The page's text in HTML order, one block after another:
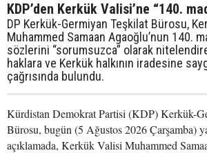
KDP’den Kerkük Valisi’ne “140.
DP Kerkük-Germiyan Teşkilat Bürosu,
Muhammed Samaan Agaoğlu’nun 140.
sözlerini “sorumsuzca” olarak
haklara ve Kerkük halkının iradesine
çağrısında bulundu.
Kürdistan Demokrat Partisi (KDP) Kerkük-
Bürosu, bugün (5 Ağustos 2026 Çarşamba)
açıklamada, Kerkük Valisi Muhammed